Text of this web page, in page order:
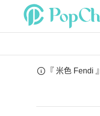
『 米色 Fendi 』